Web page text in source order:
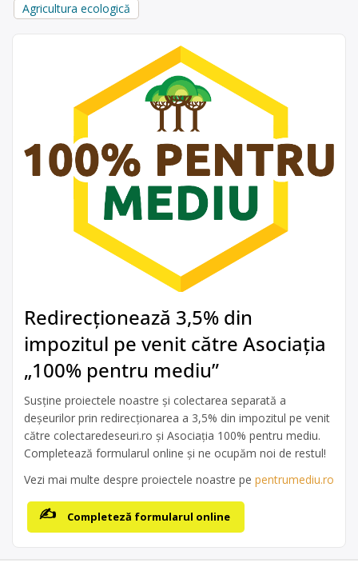
Agricultura ecologică
Redirecționează 3,5% din
impozitul pe venit către Asociația
„100% pentru mediu”
Susține proiectele noastre și colectarea separată a
deșeurilor prin redirecționarea a 3,5% din impozitul pe venit
către colectaredeseuri.ro și Asociația 100% pentru mediu.
Completează formularul online și ne ocupăm noi de restul!
Vezi mai multe despre proiectele noastre pe pentrumediu.ro
Completeză formularul online